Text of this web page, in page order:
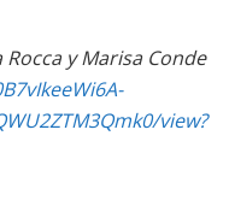
y Marisa Conde
view?